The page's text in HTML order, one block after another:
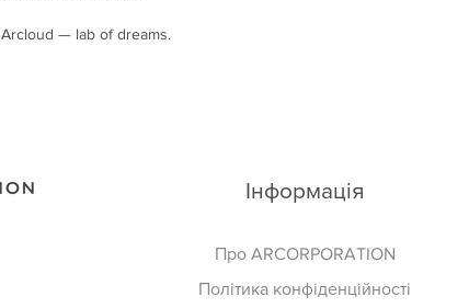
Arcloud — lab of dreams.
Інформація
Про ARCORPORATION
Політика конфіденційності